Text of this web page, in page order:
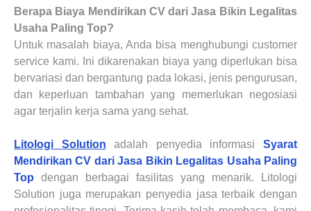
Berapa Biaya Mendirikan CV dari Jasa Bikin Legalitas
Usaha Paling Top?
Untuk masalah biaya, Anda bisa menghubungi customer
service kami. Ini dikarenakan biaya yang diperlukan bisa
bervariasi dan bergantung pada lokasi, jenis pengurusan,
dan keperluan tambahan yang memerlukan negosiasi
agar terjalin kerja sama yang sehat.
Litologi Solution adalah penyedia informasiSyarat
Mendirikan CV dari Jasa Bikin Legalitas Usaha Paling
Top
dengan berbagai fasilitas yang menarik.
Litologi
Solution juga merupakan penyedia jasaterbaik dengan